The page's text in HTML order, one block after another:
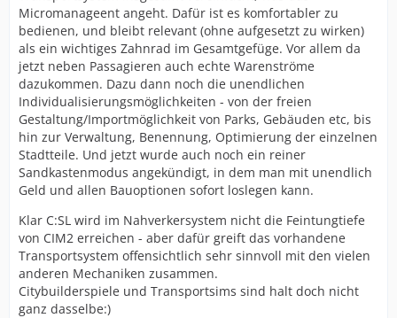
Micromanageent angeht. Dafür ist es komfortabler zu
bedienen, und bleibt relevant (ohne aufgesetzt zu wirken)
als ein wichtiges Zahnrad im Gesamtgefüge. Vor allem da
jetzt neben Passagieren auch echte Warenströme
dazukommen. Dazu dann noch die unendlichen
Individualisierungsmöglichkeiten - von der freien
Gestaltung/Importmöglichkeit von Parks, Gebäuden etc, bis
hin zur Verwaltung, Benennung, Optimierung der einzelnen
Stadtteile. Und jetzt wurde auch noch ein reiner
Sandkastenmodus angekündigt, in dem man mit unendlich
Geld und allen Bauoptionen sofort loslegen kann.
Klar C:SL wird im Nahverkersystem nicht die Feintungtiefe
von CIM2 erreichen - aber dafür greift das vorhandene
Transportsystem offensichtlich sehr sinnvoll mit den vielen
anderen Mechaniken zusammen.
Citybuilderspiele und Transportsims sind halt doch nicht
ganz dasselbe:)